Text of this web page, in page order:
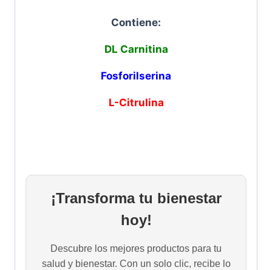
Contiene:
DL Carnitina
Fosforilserina
L-Citrulina
¡Transforma tu bienestar
hoy!
Descubre los mejores productos para tu
salud y bienestar. Con un solo clic, recibe lo